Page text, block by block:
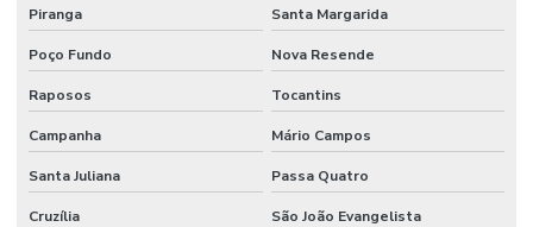
Terminal Macho Fixo Para Mangueira Minas Gerais
Terminal Macho Métrico Sede 24 Graus Mg
Terminal Macho Unf Jic 37 Graus
Terminal Métrico Macho
Piranga Santa Margarida
Poço Fundo Nova Resende
Raposos Tocantins
Campanha Mário Campos
Santa Juliana Passa Quatro
Cruzília São João Evangelista